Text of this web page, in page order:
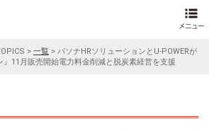
> 一覧 > パソナHRソリューションとU-POWERが
11月販売開始電力料金削減と脱炭素経営を支援